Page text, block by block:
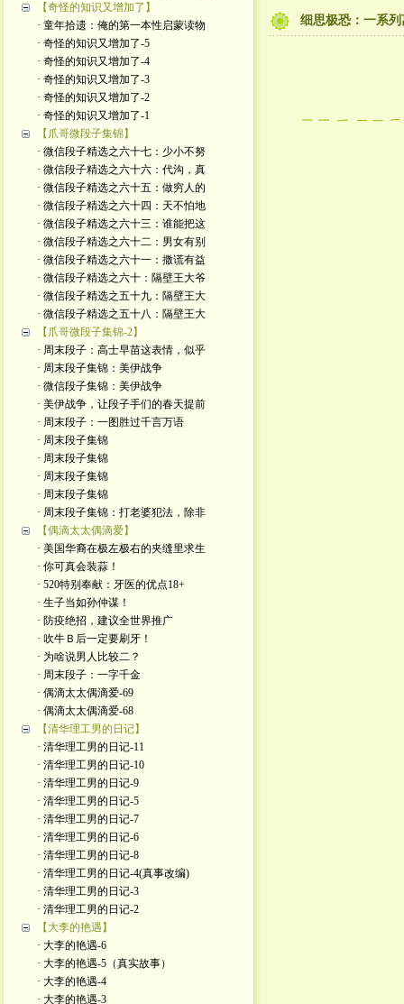
【奇怪的知识又增加了】
· 童年拾遗：俺的第一本性启蒙读物
· 奇怪的知识又增加了-5
· 奇怪的知识又增加了-4
· 奇怪的知识又增加了-3
· 奇怪的知识又增加了-2
· 奇怪的知识又增加了-1
【爪哥微段子集锦】
· 微信段子精选之六十七：少小不努
· 微信段子精选之六十六：代沟，真
· 微信段子精选之六十五：做穷人的
· 微信段子精选之六十四：天不怕地
· 微信段子精选之六十三：谁能把这
· 微信段子精选之六十二：男女有别
· 微信段子精选之六十一：撒谎有益
· 微信段子精选之六十：隔壁王大爷
· 微信段子精选之五十九：隔壁王大
· 微信段子精选之五十八：隔壁王大
【爪哥微段子集锦-2】
· 周末段子：高士早苗这表情，似乎
· 周末段子集锦：美伊战争
· 微信段子集锦：美伊战争
· 美伊战争，让段子手们的春天提前
· 周末段子：一图胜过千言万语
· 周末段子集锦
· 周末段子集锦
· 周末段子集锦
· 周末段子集锦
· 周末段子集锦：打老婆犯法，除非
【偶滴太太偶滴爱】
· 美国华裔在极左极右的夹缝里求生
· 你可真会装蒜！
· 520特别奉献：牙医的优点18+
· 生子当如孙仲谋！
· 防疫绝招，建议全世界推广
· 吹牛Ｂ后一定要刷牙！
· 为啥说男人比较二？
· 周末段子：一字千金
· 偶滴太太偶滴爱-69
· 偶滴太太偶滴爱-68
【清华理工男的日记】
· 清华理工男的日记-11
· 清华理工男的日记-10
· 清华理工男的日记-9
· 清华理工男的日记-5
· 清华理工男的日记-7
· 清华理工男的日记-6
· 清华理工男的日记-8
· 清华理工男的日记-4(真事改编)
· 清华理工男的日记-3
· 清华理工男的日记-2
【大李的艳遇】
· 大李的艳遇-6
· 大李的艳遇-5（真实故事）
· 大李的艳遇-4
· 大李的艳遇-3
细思极恐：一系